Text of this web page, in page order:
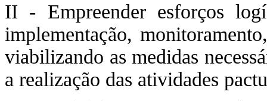
II - Empreender esforços
implementação,
viabilizando as medidas
a realização das atividades